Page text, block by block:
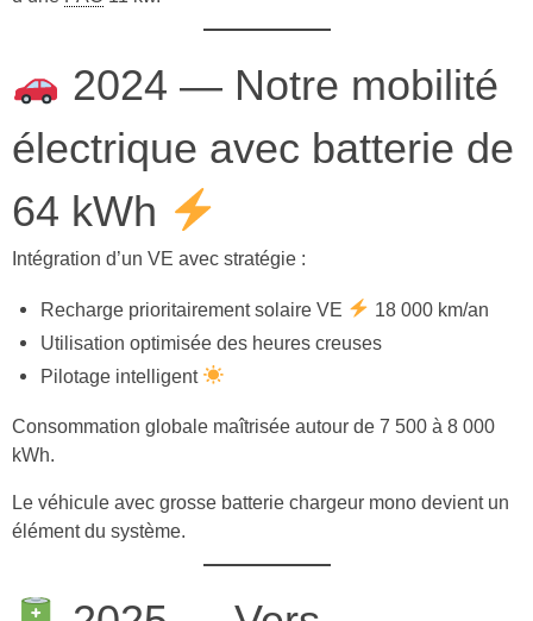
2024 — Notre mobilité
électrique avec batterie de
64 kWh
Intégration d’un VE avec stratégie :
Recharge prioritairement solaire VE
18 000 km/an
Utilisation optimisée des heures creuses
Pilotage intelligent
Consommation globale maîtrisée autour de 7 500 à 8 000
kWh.
Le véhicule avec grosse batterie chargeur mono devient un
élément du système.